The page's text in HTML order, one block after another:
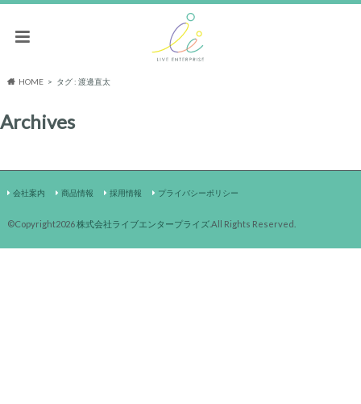
HOME タグ : 渡邊直太
Archives
会社案内 商品情報 採用情報 プライバシーポリシー
©Copyright2026株式会社ライブエンタープライズ.All Rights Reserved.